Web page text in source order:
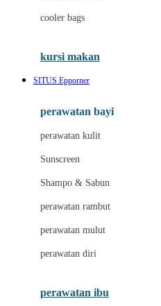
Leclerc
Lee Vierra
Lillebaby
Little Bird Told Me
Little Miss Janis
London Taxi
Love To Dream
M
Magformers
cooler bags
kursi makan
SITUS Epporner
perawatan bayi
perawatan kulit
Sunscreen
Shampo & Sabun
perawatan rambut
perawatan mulut
perawatan diri
perawatan ibu